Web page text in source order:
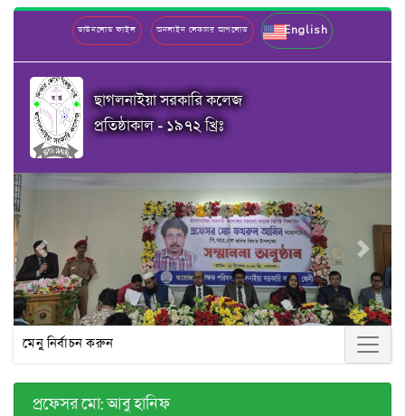
ডাউনলোড ফাইল অনলাইন লেকচার আপলোড English
ছাগলনাইয়া সরকারি কলেজ
প্রতিষ্ঠাকাল - ১৯৭২ খ্রিঃ
Previous Next
মেনু নির্বাচন করুন
প্রফেসর মো: আবু হানিফ